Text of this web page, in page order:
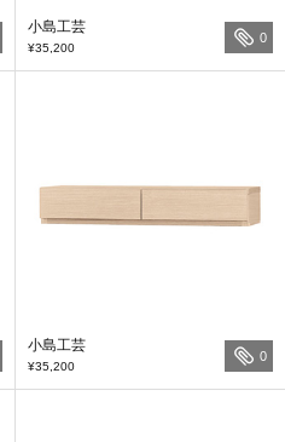
小島工芸
¥35,200
0
小島工芸
¥35,200
0